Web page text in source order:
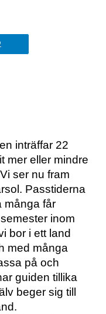
inträffar 22
mer eller mindre
ser nu fram
Passtiderna
många får
inom
bor i ett land
med många
på och
guiden tillika
beger sig till